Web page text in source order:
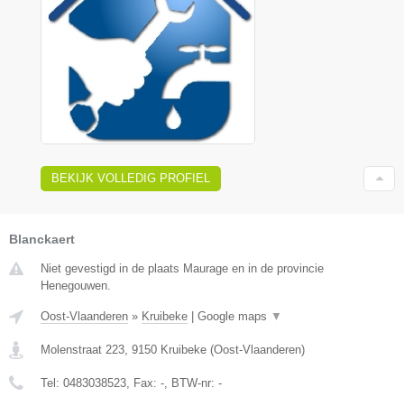
BEKIJK VOLLEDIG PROFIEL
Blanckaert
Niet gevestigd in de plaats Maurage en in de provincie
Henegouwen.
Oost-Vlaanderen » Kruibeke Google maps ▼
Molenstraat 223 9150 Kruibeke (Oost-Vlaanderen)
Tel: 0483038523 , Fax: - , BTW-nr: -